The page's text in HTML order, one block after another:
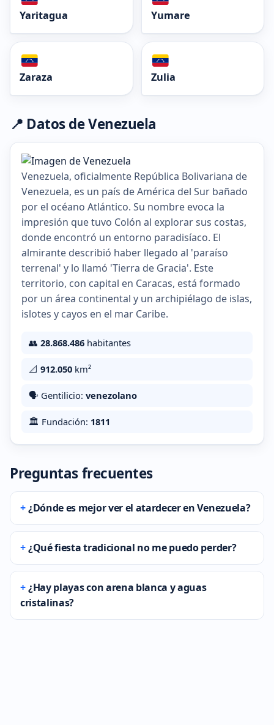
Yaritagua Yumare
Zaraza Zulia
📍 Datos de Venezuela
Venezuela, oficialmente República Bolivariana de
Venezuela, es un país de América del Sur bañado
por el océano Atlántico. Su nombre evoca la
impresión que tuvo Colón al explorar sus costas,
donde encontró un entorno paradisíaco. El
almirante describió haber llegado al 'paraíso
terrenal' y lo llamó 'Tierra de Gracia'. Este
territorio, con capital en Caracas, está formado
por un área continental y un archipiélago de islas,
islotes y cayos en el mar Caribe.
👥 28.868.486 habitantes
📐 912.050 km²
🗣️ Gentilicio: venezolano
🏛️ Fundación: 1811
Preguntas frecuentes
¿Dónde es mejor ver el atardecer en Venezuela?
¿Qué fiesta tradicional no me puedo perder?
¿Hay playas con arena blanca y aguas
cristalinas?